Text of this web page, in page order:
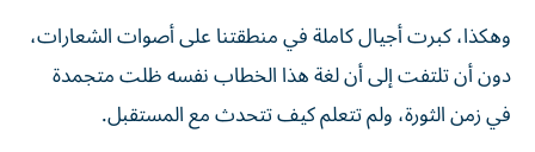
وهكذا، كبرت أجيال كاملة في منطقتنا على أصوات الشعارات،
دون أن تلتفت إلى أن لغة هذا الخطاب نفسه ظلت متجمدة
في زمن الثورة، ولم تتعلم كيف تتحدث مع المستقبل.